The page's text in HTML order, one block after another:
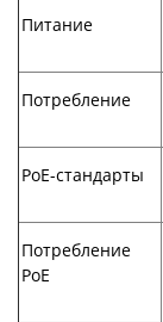
Питание
Потребление
PoE-стандарты
Потребление
PoE